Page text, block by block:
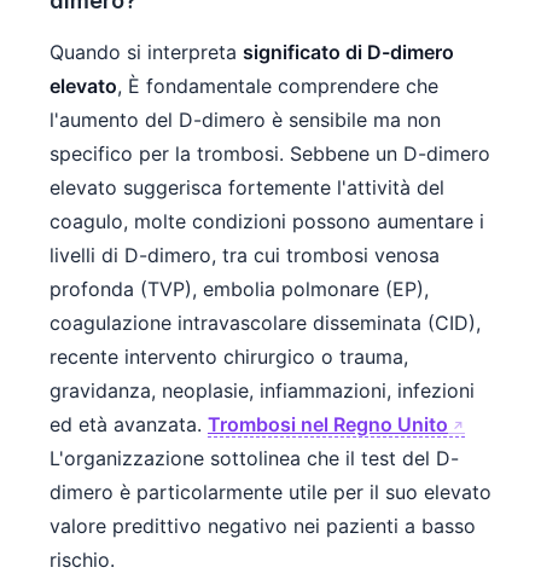
Quando si interpreta significato di D-dimero
elevato, È fondamentale comprendere che
l'aumento del D-dimero è sensibile ma non
specifico per la trombosi. Sebbene un D-dimero
elevato suggerisca fortemente l'attività del
coagulo, molte condizioni possono aumentare i
livelli di D-dimero, tra cui trombosi venosa
profonda (TVP), embolia polmonare (EP),
coagulazione intravascolare disseminata (CID),
recente intervento chirurgico o trauma,
gravidanza, neoplasie, infiammazioni, infezioni
ed età avanzata. Trombosi nel Regno Unito
L'organizzazione sottolinea che il test del D-
dimero è particolarmente utile per il suo elevato
valore predittivo negativo nei pazienti a basso
rischio.Latviešu valoda
Македонски јазик
Euskara
Gàidhlig
Occitan
العربية المغربية
Afrikaans
Монгол
ພາສາລາວ
Cebuano
ئۇيغۇرچە
Кыргызча
Татар теле
Беларуская мова